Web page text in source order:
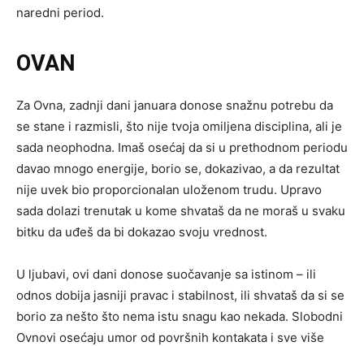
naredni period.
OVAN
Za Ovna, zadnji dani januara donose snažnu potrebu da
se stane i razmisli, što nije tvoja omiljena disciplina, ali je
sada neophodna. Imaš osećaj da si u prethodnom periodu
davao mnogo energije, borio se, dokazivao, a da rezultat
nije uvek bio proporcionalan uloženom trudu. Upravo
sada dolazi trenutak u kome shvataš da ne moraš u svaku
bitku da uđeš da bi dokazao svoju vrednost.
U ljubavi, ovi dani donose suočavanje sa istinom – ili
odnos dobija jasniji pravac i stabilnost, ili shvataš da si se
borio za nešto što nema istu snagu kao nekada. Slobodni
Ovnovi osećaju umor od površnih kontakata i sve više